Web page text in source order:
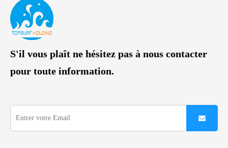
S'il vous plaît ne hésitez pas à nous contacter
pour toute information.